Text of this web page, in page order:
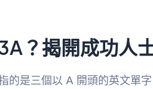
？揭開成功人
的是三個以 A 開頭的英文單字